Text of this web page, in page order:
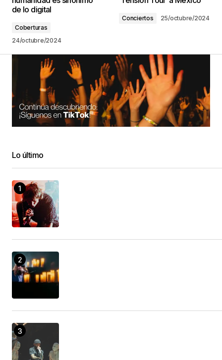
de lo digital
Coberturas
24/octubre/2024
Conciertos 25/octubre/2024
Lo último